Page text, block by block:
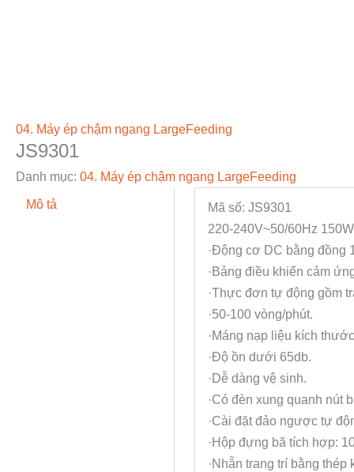
04. Máy ép chậm ngang LargeFeeding
JS9301
Danh mục: 04. Máy ép chậm ngang LargeFeeding
Mô tả
Mã số: JS9301
220-240V~50/60Hz 150W
·Động cơ DC bằng đồng
·Bảng điều khiển cảm
·Thực đơn tự động gồm
·50-100 vòng/phút.
·Máng nạp liệu kích
·Độ ồn dưới 65db.
·Dễ dàng vệ sinh.
·Có đèn xung quanh nút
·Cài đặt đảo ngược tự
·Hộp đựng bã tích hợp:
·Nhẫn trang trí bằng thép